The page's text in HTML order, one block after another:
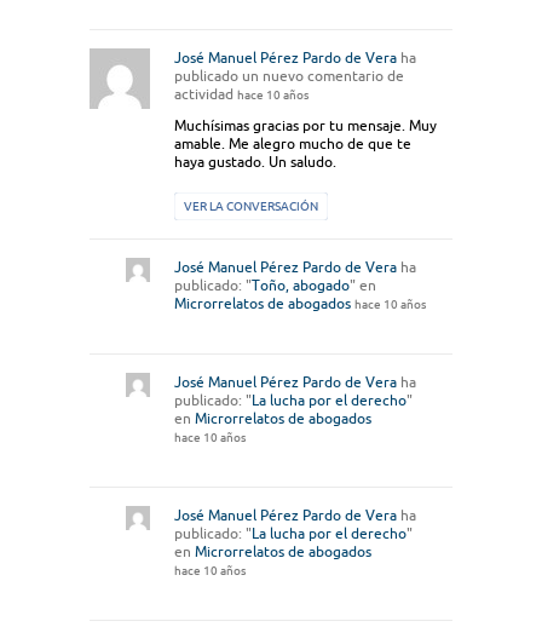
José Manuel Pérez Pardo de Vera ha
publicado un nuevo comentario de
actividad hace 10 años
Muchísimas gracias por tu mensaje. Muy
amable. Me alegro mucho de que te
haya gustado. Un saludo.
VER LA CONVERSACIÓN
José Manuel Pérez Pardo de Vera ha
publicado: "Toño, abogado" en
Microrrelatos de abogados hace 10 años
José Manuel Pérez Pardo de Vera ha
publicado: " La lucha por el derecho"
en Microrrelatos de abogados
hace 10 años
José Manuel Pérez Pardo de Vera ha
publicado: " La lucha por el derecho"
en Microrrelatos de abogados
hace 10 años